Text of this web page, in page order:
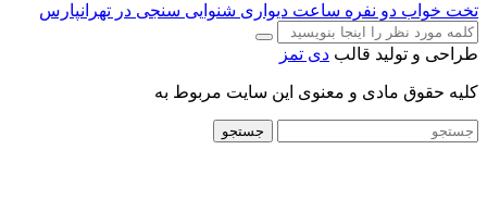
تخت خواب دو نفره ساعت دیواری شنوایی سنجی در تهرانپارس
طراحی و تولید قالب دی تمز
کلیه حقوق مادی و معنوی این سایت مربوط به
جستجو